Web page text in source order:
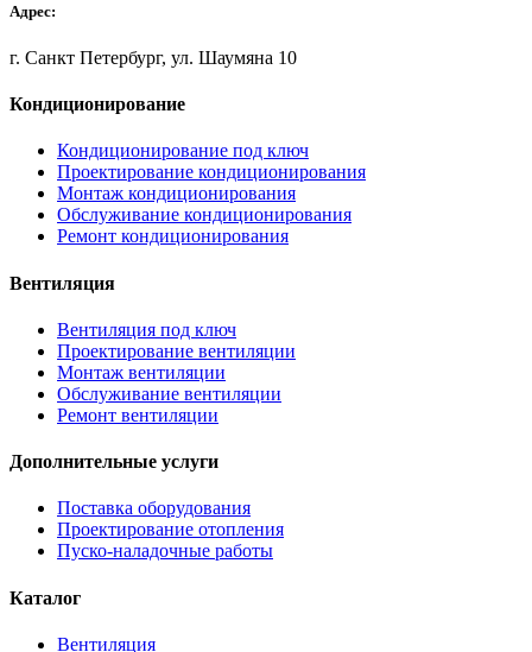
Адрес:
г. Санкт Петербург, ул. Шаумяна 10
Кондиционирование
Кондиционирование под ключ
Проектирование кондиционирования
Монтаж кондиционирования
Обслуживание кондиционирования
Ремонт кондиционирования
Вентиляция
Вентиляция под ключ
Проектирование вентиляции
Монтаж вентиляции
Обслуживание вентиляции
Ремонт вентиляции
Дополнительные услуги
Поставка оборудования
Проектирование отопления
Пуско-наладочные работы
Каталог
Вентиляция